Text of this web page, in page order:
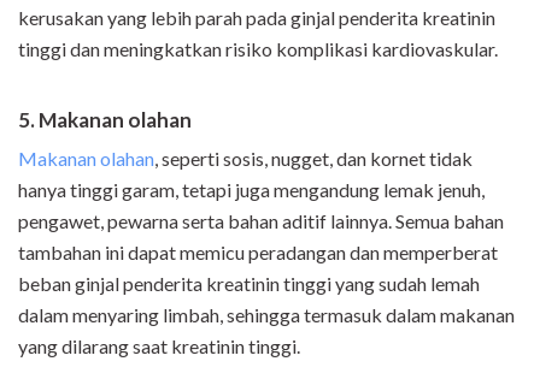
kerusakan yang lebih parah pada ginjal penderita kreatinin
tinggi dan meningkatkan risiko komplikasi kardiovaskular.
5. Makanan olahan
Makanan olahan, seperti sosis, nugget, dan kornet tidak
hanya tinggi garam, tetapi juga mengandung lemak jenuh,
pengawet, pewarna serta bahan aditif lainnya. Semua bahan
tambahan ini dapat memicu peradangan dan memperberat
beban ginjal penderita kreatinin tinggi yang sudah lemah
dalam menyaring limbah, sehingga termasuk dalam makanan
yang dilarang saat kreatinin tinggi.